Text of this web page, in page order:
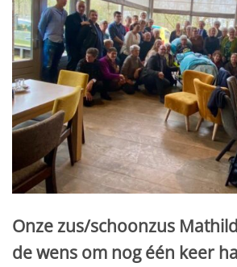
Onze zus/schoonzus
de wens om nog één keer